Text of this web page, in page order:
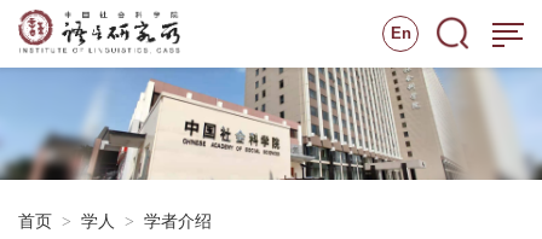
En
首页 > 学人 > 学者介绍